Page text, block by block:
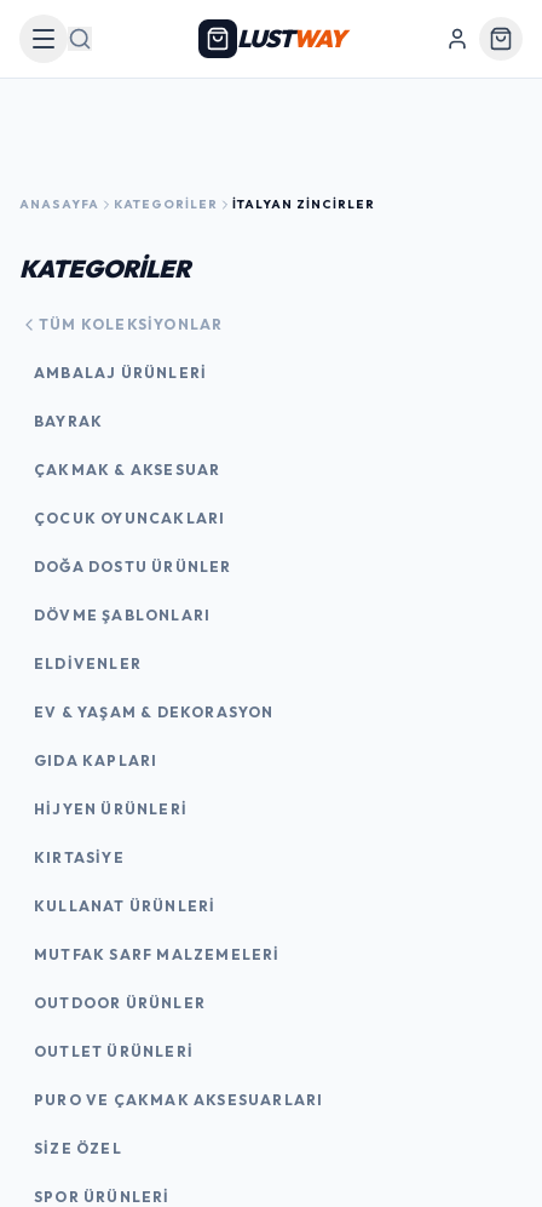
Arama LUSTWAY
ANASAYFA KATEGORILER İTALYAN ZINCIRLER
KATEGORİLER
TÜM KOLEKSIYONLAR
AMBALAJ ÜRÜNLERI
BAYRAK
ÇAKMAK & AKSESUAR
ÇOCUK OYUNCAKLARI
DOĞA DOSTU ÜRÜNLER
DÖVME ŞABLONLARI
ELDIVENLER
EV & YAŞAM & DEKORASYON
GIDA KAPLARI
HIJYEN ÜRÜNLERI
KIRTASİYE
KULLANAT ÜRÜNLERI
MUTFAK SARF MALZEMELERI
OUTDOOR ÜRÜNLER
OUTLET ÜRÜNLERI
PURO VE ÇAKMAK AKSESUARLARI
SIZE ÖZEL
SPOR ÜRÜNLERI